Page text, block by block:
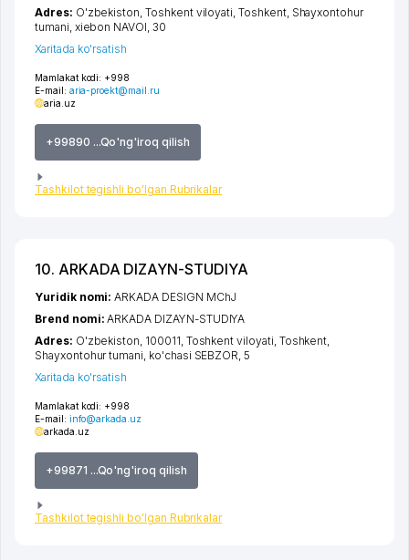
Mamlakat kodi: +998
E-mail: aria-proekt@mail.ru
aria.uz
+99890 ...Qo'ng'iroq qilish
Tashkilot tegishli bo'lgan Rubrikalar
Adres: O'zbekiston,Toshkent viloyati ,Toshkent, Shayxontohur
tumani xiеbon NAVOI , 30
Xaritada ko'rsatish
10. ARKADA DIZAYN-STUDIYA
Mamlakat kodi: +998
E-mail: info@arkada.uz
arkada.uz
+99871 ...Qo'ng'iroq qilish
Tashkilot tegishli bo'lgan Rubrikalar
Yuridik nomi:ARKADA DESIGN MChJ
Brend nomi:ARKADA DIZAYN-STUDIYA
Adres: O'zbekiston, 100011, Toshkent viloyati Toshkent
Shayxontohur tumani ko'chasi SEBZOR , 5
Xaritada ko'rsatish